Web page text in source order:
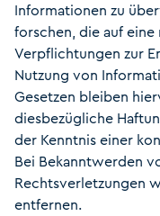
Informationen zu
forschen, die auf
Verpflichtungen zur
Nutzung von
Gesetzen bleiben
diesbezügliche
der Kenntnis einer
Bei Bekanntwerden
Rechtsverletzungen
entfernen.